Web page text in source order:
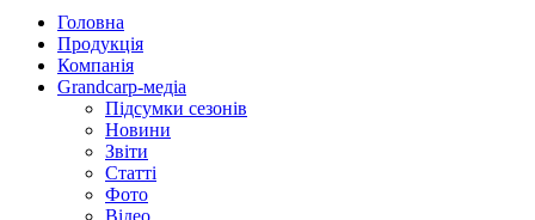
Головна
Продукція
Компанія
Grandcarp-медіа
Підсумки сезонів
Новини
Звіти
Статті
Фото
Відео